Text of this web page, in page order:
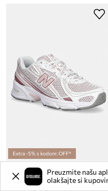
Extra -5% s kodom: OFF*
New Balance 740 tenisice za žene
Trenutna cijena:
98,99 €
Preuzmite našu
olakšajte si